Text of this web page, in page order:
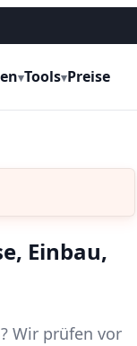
▾Tools▾Preise
Einbau,
? Wir prüfen vor